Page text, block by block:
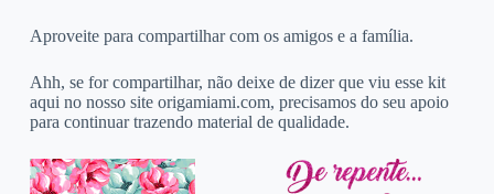
Aproveite para compartilhar com os amigos e a família.
Ahh, se for compartilhar, não deixe de dizer que viu esse kit
aqui no nosso site origamiami.com, precisamos do seu apoio
para continuar trazendo material de qualidade.